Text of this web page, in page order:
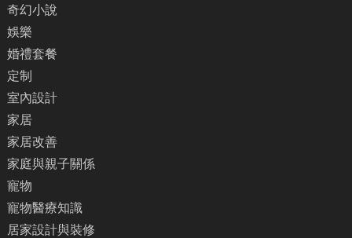
奇幻小說
娛樂
婚禮套餐
定制
室內設計
家居
家居改善
家庭與親子關係
寵物
寵物醫療知識
居家設計與裝修